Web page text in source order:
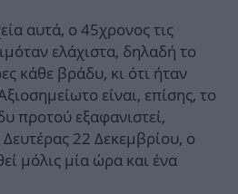
αυτά, ο 45χρονος τις
ελάχιστα, δηλαδή το
κάθε βράδυ, κι ότι ήταν
είναι, επίσης, το
προτού εξαφανιστεί,
22 Δεκεμβρίου, ο
μόλις μία ώρα και ένα